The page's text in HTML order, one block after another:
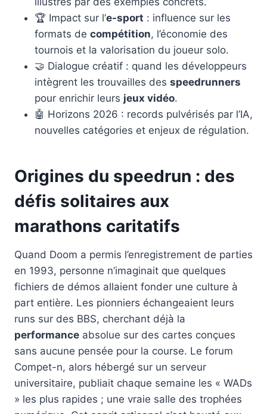
🏆 Impact sur l’e-sport : influence sur les
formats de compétition, l’économie des
tournois et la valorisation du joueur solo.
🤝 Dialogue créatif : quand les développeurs
intègrent les trouvailles des speedrunners
pour enrichir leurs jeux vidéo.
🤖 Horizons 2026 : records pulvérisés par l’IA,
nouvelles catégories et enjeux de régulation.
Origines du speedrun : des
défis solitaires aux
marathons caritatifs
Quand Doom a permis l’enregistrement de parties
en 1993, personne n’imaginait que quelques
fichiers de démos allaient fonder une culture à
part entière. Les pionniers échangeaient leurs
runs sur des BBS, cherchant déjà la
performance absolue sur des cartes conçues
sans aucune pensée pour la course. Le forum
Compet-n, alors hébergé sur un serveur
universitaire, publiait chaque semaine les « WADs
» les plus rapides ; une vraie salle des trophées